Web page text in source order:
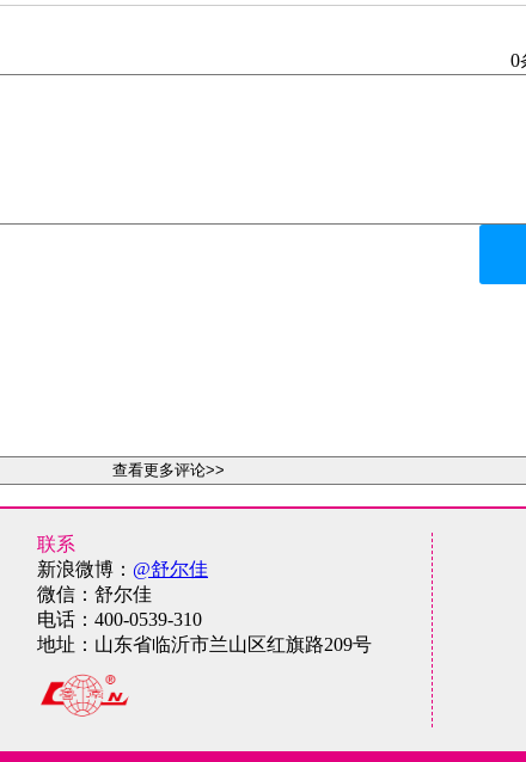
0
查看更多评论>>
联系
新浪微博： @舒尔佳
微信：舒尔佳
电话： 400-0539-310
地址： 山东省临沂市兰山区红旗路209号